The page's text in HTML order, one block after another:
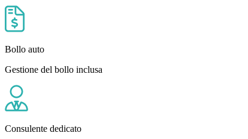
Bollo auto
Gestione del bollo inclusa
Consulente dedicato